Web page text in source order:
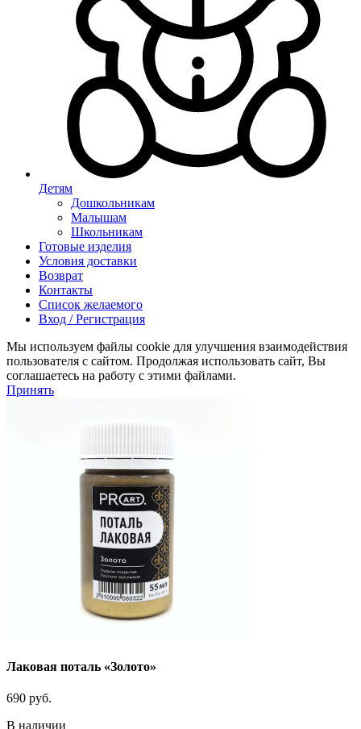
Детям
Дошкольникам
Малышам
Школьникам
Готовые изделия
Условия доставки
Возврат
Контакты
Список желаемого
Вход / Регистрация
Мы используем файлы cookie для улучшения взаимодействия
пользователя с сайтом. Продолжая использовать сайт, Вы
соглашаетесь на работу с этими файлами.
Принять
Лаковая поталь «Золото»
690 руб.
В наличии